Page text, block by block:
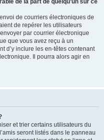
de la part de quelqu’un sur ce
de courriers électroniques de
de repérer les utilisateurs
par courrier électronique
que vous avez reçu à un
d’y inclure les en-têtes contenant
Il pourra alors agir en
et trier certains utilisateurs du
seront listés dans le panneau